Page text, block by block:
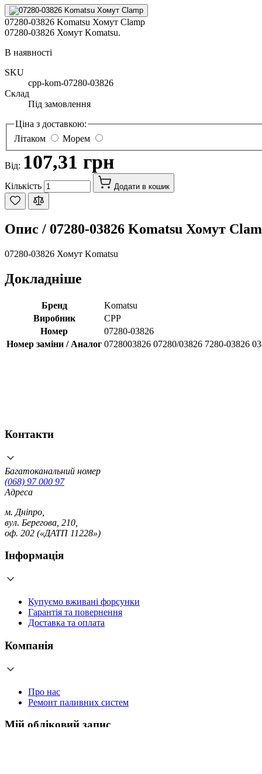
07280-03826 Komatsu Хомут Clamp
07280-03826 Хомут Komatsu.
В наявності
SKU
cpp-kom-07280-03826
Склад
Під замовлення
Ціна з доставкою:
Літаком
Морем
Від: 107,31 грн
Кількість Додати в кошик
Опис / 07280-03826 Komatsu Хомут
07280-03826 Хомут Komatsu
Докладніше
Бренд
Komatsu
Виробник
CPP
Номер
07280-03826
Номер заміни / Аналог 0728003826 07280/03826 7280-03826
Контакти
Багатоканальний номер
(068) 97 000 97
Адреса
м. Дніпро,
вул. Берегова, 210,
оф. 202 («ДАТП 11228»)
Інформація
Купуємо вживані форсунки
Гарантія та повернення
Доставка та оплата
Компанія
Про нас
Ремонт паливних систем
Мій обліковий запис